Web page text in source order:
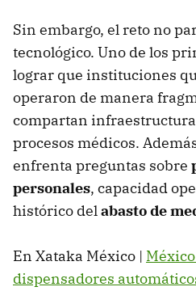
Sin embargo, el reto no
tecnológico. Uno de los
lograr que instituciones
operaron de manera
compartan
procesos médicos.
enfrenta preguntas sobre
personales, capacidad
histórico delabasto de
En Xataka México |
dispensadores